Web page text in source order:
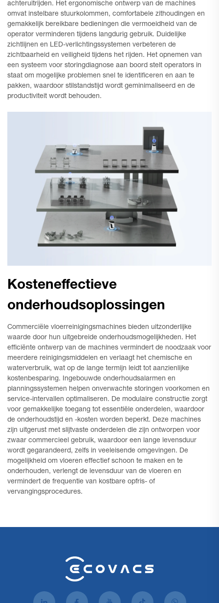
achteruitrijden. Het ergonomische ontwerp van de machines
omvat instelbare stuurkolommen, comfortabele zithoudingen en
gemakkelijk bereikbare bedieningen die vermoeidheid van de
operator verminderen tijdens langdurig gebruik. Duidelijke
zichtlijnen en LED-verlichtingssystemen verbeteren de
zichtbaarheid en veiligheid tijdens het rijden. Het opnemen van
een systeem voor storingdiagnose aan boord stelt operators in
staat om mogelijke problemen snel te identificeren en aan te
pakken, waardoor stilstandstijd wordt geminimaliseerd en de
productiviteit wordt behouden.
Kosteneffectieve
onderhoudsoplossingen
Commerciële vloerreinigingsmachines bieden uitzonderlijke
waarde door hun uitgebreide onderhoudsmogelijkheden. Het
efficiënte ontwerp van de machines vermindert de noodzaak voor
meerdere reinigingsmiddelen en verlaagt het chemische en
waterverbruik, wat op de lange termijn leidt tot aanzienlijke
kostenbesparing. Ingebouwde onderhoudsalarmen en
planningssystemen helpen onverwachte storingen voorkomen en
service-intervallen optimaliseren. De modulaire constructie zorgt
voor gemakkelijke toegang tot essentiële onderdelen, waardoor
de onderhoudstijd en -kosten worden beperkt. Deze machines
zijn uitgerust met slijtvaste onderdelen die zijn ontworpen voor
zwaar commercieel gebruik, waardoor een lange levensduur
wordt gegarandeerd, zelfs in veeleisende omgevingen. De
mogelijkheid om vloeren effectief schoon te maken en te
onderhouden, verlengt de levensduur van de vloeren en
vermindert de frequentie van kostbare opfris- of
vervangingsprocedures.